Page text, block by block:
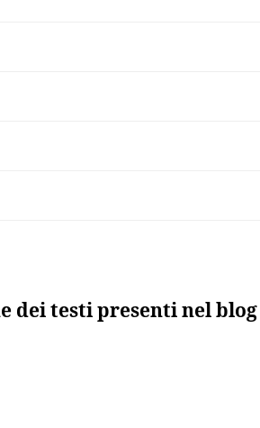
dei testi presenti nel